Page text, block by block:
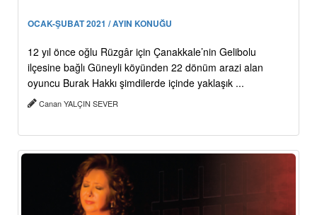
OCAK-ŞUBAT 2021 / AYIN KONUĞU
12 yıl önce oğlu Rüzgâr için Çanakkale’nin Gelibolu
ilçesine bağlı Güneyli köyünden 22 dönüm arazi alan
oyuncu Burak Hakkı şimdilerde içinde yaklaşık ...
Canan YALÇIN SEVER